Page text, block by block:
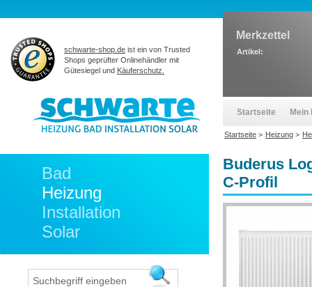
Buderus
C-Profil
Bad
Heizung
Installation
Solar
schwarte-shop.de ist ein von Trusted
Shops geprüfter Onlinehändler mit
Gütesiegel und Käuferschutz.
Merkzettel
Artikel:
Startseite Mein
Startseite > Heizung >